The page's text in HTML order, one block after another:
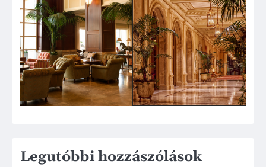
Legutóbbi hozzászólások